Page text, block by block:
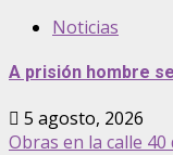
Noticias
A prisión hombre
5 agosto, 2026
Obras en la calle